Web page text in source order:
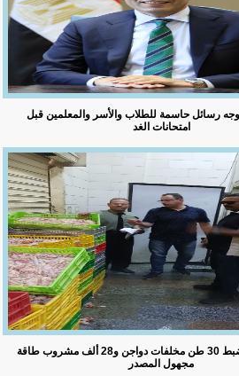
يوجه رسائل حاسمة للطلاب والأسر والمعلمين قبل
امتحانات الغد
تموين الجيزة يضبط 30 طن مخلفات دواجن و28 ألف مشروب طاقة
مجهول المصدر